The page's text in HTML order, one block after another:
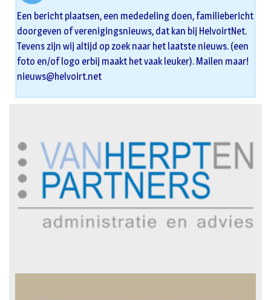
Een bericht plaatsen, een mededeling doen, familiebericht
doorgeven of verenigingsnieuws, dat kan bij HelvoirtNet.
Tevens zijn wij altijd op zoek naar het laatste nieuws. (een
foto en/of logo erbij maakt het vaak leuker). Mailen maar!
nieuws@helvoirt.net